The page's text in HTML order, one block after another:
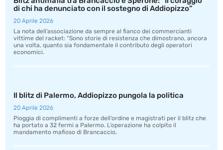
di chi ha denunciato con il sostegno di Addiopizzo”
20 Aprile 2026
La nota dell’associazione da sempre al fianco dei commercianti
vittime del racket: “Sono storie di resistenza che dimostrano, ancora
una volta, quanto sia fondamentale il contributo degli operatori
economici.
Il blitz di Palermo, Addiopizzo pungola la politica
20 Aprile 2026
Pioggia di complimenti a forze dell’ordine e magistrati per il blitz che
ha portato a 32 fermi a Palermo. L’operazione ha colpito il
mandamento mafioso di Brancaccio.